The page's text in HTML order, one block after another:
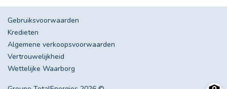
Gebruiksvoorwaarden
Kredieten
Algemene verkoopsvoorwaarden
Vertrouwelijkheid
Wettelijke Waarborg